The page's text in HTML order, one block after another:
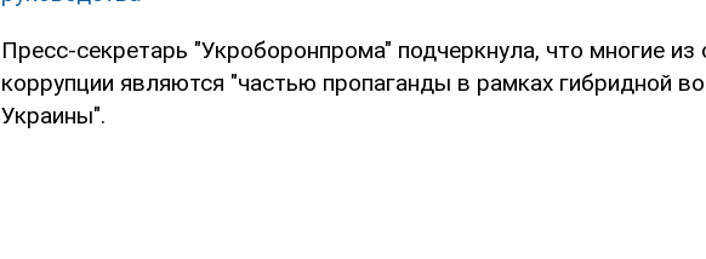
Пресс-секретарь "Укроборонпрома" подчеркнула, что многие из
коррупции являются "частью пропаганды в рамках гибридной
Украины".